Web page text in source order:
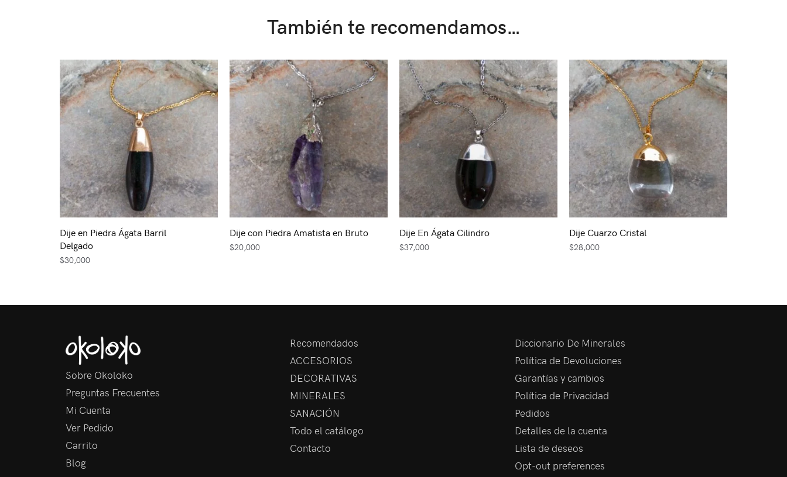
También te recomendamos…
Dije en Piedra Ágata Barril
Delgado
$30,000
Dije con Piedra Amatista en Bruto
$20,000
Dije En Ágata Cilindro
$37,000
Dije Cuarzo Cristal
$28,000
Sobre Okoloko
Preguntas Frecuentes
Mi Cuenta
Ver Pedido
Carrito
Blog
Recomendados
ACCESORIOS
DECORATIVAS
MINERALES
SANACIÓN
Todo el catálogo
Contacto
Diccionario De Minerales
Política de Devoluciones
Garantías y cambios
Política de Privacidad
Pedidos
Detalles de la cuenta
Lista de deseos
Opt-out preferences